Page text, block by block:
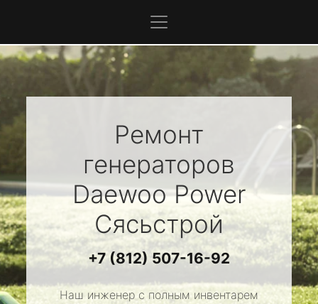
Ремонт
генераторов
Daewoo Power
Сясьстрой
+7 (812) 507-16-92
Наш инженер с полным инвентарем